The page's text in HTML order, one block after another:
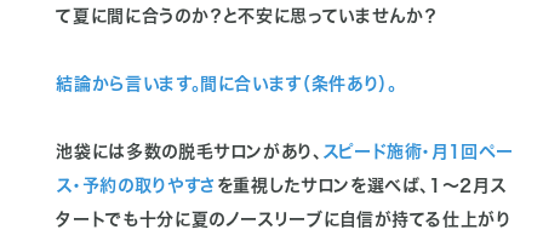
て夏に間に合うのか？と不安に思っていませんか？
結論から言います。間に合います（条件あり）。
池袋には多数の脱毛サロンがあり、 スピード施術・月1回ペー
ス・予約の取りやすさ を重視したサロンを選べば、1〜2月ス
タートでも十分に夏のノースリーブに自信が持てる仕上がり